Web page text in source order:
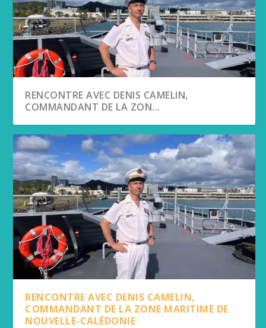
RENCONTRE AVEC DENIS CAMELIN,
COMMANDANT DE LA ZON...
RENCONTRE AVEC DENIS CAMELIN,
COMMANDANT DE LA ZONE MARITIME DE
NOUVELLE-CALÉDONIE